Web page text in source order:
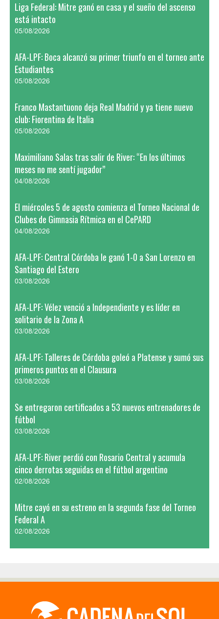
Liga Federal: Mitre ganó en casa y el sueño del ascenso
está intacto
05/08/2026
AFA-LPF: Boca alcanzó su primer triunfo en el torneo ante
Estudiantes
05/08/2026
Franco Mastantuono deja Real Madrid y ya tiene nuevo
club: Fiorentina de Italia
05/08/2026
Maximiliano Salas tras salir de River: “En los últimos
meses no me sentí jugador”
04/08/2026
El miércoles 5 de agosto comienza el Torneo Nacional de
Clubes de Gimnasia Rítmica en el CePARD
04/08/2026
AFA-LPF: Central Córdoba le ganó 1-0 a San Lorenzo en
Santiago del Estero
03/08/2026
AFA-LPF: Vélez venció a Independiente y es líder en
solitario de la Zona A
03/08/2026
AFA-LPF: Talleres de Córdoba goleó a Platense y sumó sus
primeros puntos en el Clausura
03/08/2026
Se entregaron certificados a 53 nuevos entrenadores de
fútbol
03/08/2026
AFA-LPF: River perdió con Rosario Central y acumula
cinco derrotas seguidas en el fútbol argentino
02/08/2026
Mitre cayó en su estreno en la segunda fase del Torneo
Federal A
02/08/2026